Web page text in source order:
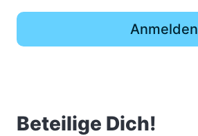
Anmelden
Beteilige Dich!